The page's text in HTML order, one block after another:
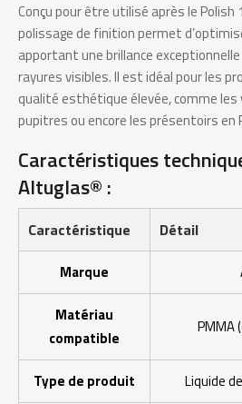
Conçu pour être utilisé après le Polish
polissage de finition permet
apportant une brillance
rayures visibles. Il est idéal pour les
qualité esthétique élevée, comme
pupitres ou encore les présentoirs en
Caractéristiques
Altuglas® :
Caractéristique Détail
Marque
Matériau
compatible
PMMA
Type de produit Liquide